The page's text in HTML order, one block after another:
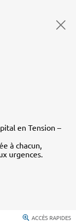
en Tension –
à chacun,
urgences.
ACCÈS RAPIDES